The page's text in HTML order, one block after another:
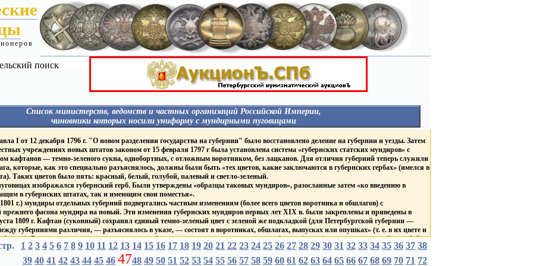
поиск
Список министерств, ведомств и частных организаций Российской Империи,
чиновники которых носили униформу с мундирными пуговицами
Гражданские 1827-1857
Гражданские 1857-1917
Гражданские 1917
Гражданские - Царство Польское
Гражданские - Великое Княжество
Финляндское
ИМПЕРАТОРСКИЙ ДВОР
Дворцовые Правления
Придворн. Ведом.
Академия Художеств
Публ. Библиотека и Румянцев.
музеум
Капитул Императорских
и Царских Орденов
Mин. и вед. имевшие
на пуговицах Столп Закона
МИН. ФИНАНСОВ
Фабр. Инсп.
Гос. банки
Пограничная стража
Таможенная и акцизная
службы
МИН. ГОС. ИМУЩЕСТВ
Корпус горных инженеров
ПОЖАРНЫЕ ОБЩЕСТВА
ПОЧТ. - ТЕЛЕГРАФ. ВЕД.
ГРАЖДАНСКИЙ ФЛОТ
Торговый Флот
Яхт-клубы
ГРАЖДАНСКИЕ УЧЕБНЫЕ
ВУЗы
НЕГОСУДАРСТВЕННЫЕ
ОРГАНИЗАЦИИ
ГУБЕРНИИ И ГОРОДА
Россия
Курская Губерния
ВЕД. БЛАГОТВ. УЧРЕЖД.
ЛИВРЕЙНЫЕ С
ДВОРЯНСКИМИ
ГЕРБАМИ
Россия
Царство Польское
короны
I от 12 декабря 1796 г. "О новом разделении государства на губернии" было восстановлено деление на губернии и уезды. Затем
учреждениях новых штатов законом от 15 февраля 1797 г была установлена система «губернских статских мундиров» с
кафтанов — темно-зеленого сукна, однобортных, с отложным воротником, без лацканов. Для отличия губерний теперь служили
которые, как это специально разъяснялось, должны были быть «тех цветов, какие заключаются в губернских гербах» (имелся в
Таких цветов было пять: красный, белый, голубой, палевый и светло-зеленый.
изображался губернский герб. Были утверждены «образцы таковых мундиров», разосланные затем «ко введению в
в губернских штатах, так и имеющим свои поместья».
г.) мундиры отдельных губерний подвергались частным изменениям (более всего цветов воротника и обшлагов) с
прежнего фасона мундира на новый. Эти изменения губернских мундиров первых лет XIX в. были закреплены и приведены в
1809 г. Кафтан (суконный) сохранял единый темно-зеленый цвет с зеленой же подкладкой (для Петербургской губернии —
губерниями различия, — разъяснялось в указе, — состоят в воротниках, обшлагах, выпусках или опушках» (т. е. в их цвете и
В зависимости от цвета воротника и обшлагов устанавливалось восемь «разборов» (групп) мундиров: красный, голубой,
черный, темно-синий, фиолетовый, малиновый и оранжевый
мундиры для генерал-губернаторов, гражданских губернаторов и вице-губернаторов «по цветам, каждой губернии
1 2 3 4 5 6 7 8 9 10 11 12 13 14 15 16 17 18 19 20 21 22 23 24 25 26 27 28 29 30 31 32 33 34 35 36 37 38
39 40 41 42 43 44 45 46 4748 49 50 51 52 53 54 55 56 57 58 59 60 61 62 63 64 65 66 67 68 69 70 71 72